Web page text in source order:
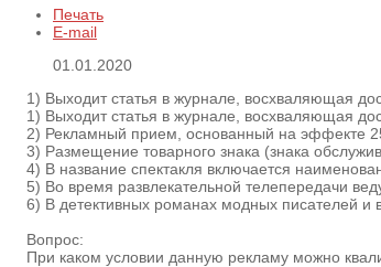
Печать
E-mail
01.01.2020
1) Выходит статья в журнале, восхваляющая
1) Выходит статья в журнале, восхваляющая
2) Рекламный прием, основанный на эффекте
3) Размещение товарного знака (знака
4) В название спектакля включается
5) Во время развлекательной телепередачи
6) В детективных романах модных писателей и
Вопрос:
При каком условии данную рекламу можно